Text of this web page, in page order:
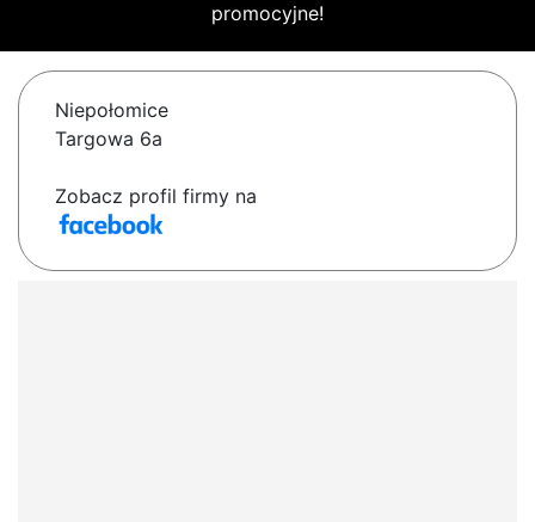
promocyjne!
Niepołomice
Targowa 6a
Zobacz profil firmy na